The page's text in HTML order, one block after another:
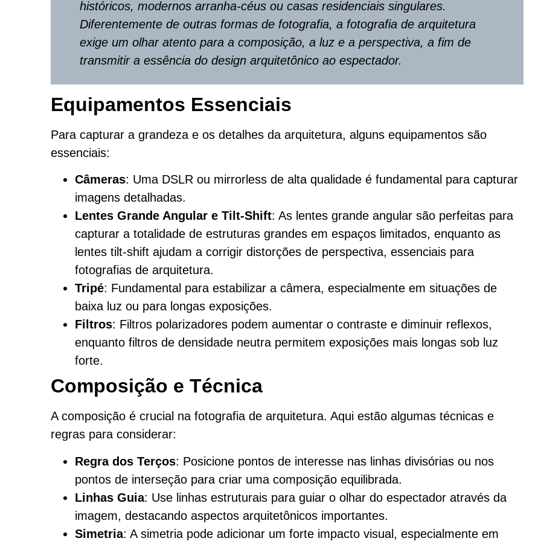
históricos, modernos arranha-céus ou casas residenciais singulares.
Diferentemente de outras formas de fotografia, a fotografia de arquitetura
exige um olhar atento para a composição, a luz e a perspectiva, a fim de
transmitir a essência do design arquitetônico ao espectador.
Equipamentos Essenciais
Para capturar a grandeza e os detalhes da arquitetura, alguns equipamentos são
essenciais:
Câmeras: Uma DSLR ou mirrorless de alta qualidade é fundamental para capturar
imagens detalhadas.
Lentes Grande Angular e Tilt-Shift: As lentes grande angular são perfeitas para
capturar a totalidade de estruturas grandes em espaços limitados, enquanto as
lentes tilt-shift ajudam a corrigir distorções de perspectiva, essenciais para
fotografias de arquitetura.
Tripé: Fundamental para estabilizar a câmera, especialmente em situações de
baixa luz ou para longas exposições.
Filtros: Filtros polarizadores podem aumentar o contraste e diminuir reflexos,
enquanto filtros de densidade neutra permitem exposições mais longas sob luz
forte.
Composição e Técnica
A composição é crucial na fotografia de arquitetura. Aqui estão algumas técnicas e
regras para considerar:
Regra dos Terços: Posicione pontos de interesse nas linhas divisórias ou nos
pontos de interseção para criar uma composição equilibrada.
Linhas Guia: Use linhas estruturais para guiar o olhar do espectador através da
imagem, destacando aspectos arquitetônicos importantes.
Simetria: A simetria pode adicionar um forte impacto visual, especialmente em